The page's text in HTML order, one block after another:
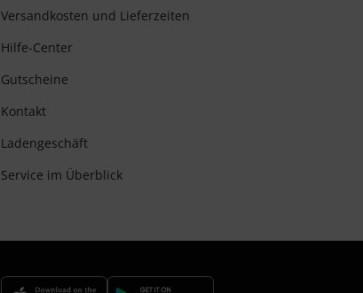
Versandkosten und Lieferzeiten
Hilfe-Center
Gutscheine
Kontakt
Ladengeschäft
Service im Überblick